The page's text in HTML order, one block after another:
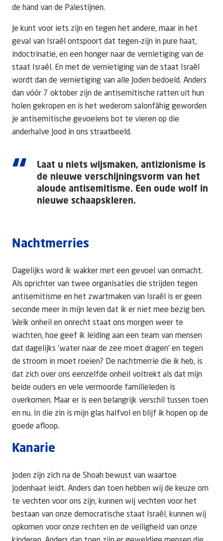
de hand van de Palestijnen.
Je kunt voor iets zijn en tegen het andere, maar in het
geval van Israël ontspoort dat tegen-zijn in pure haat,
indoctrinatie, en een honger naar de vernietiging van de
staat Israël. En met de vernietiging van de staat Israël
wordt dan de vernietiging van alle Joden bedoeld. Anders
dan vóór 7 oktober zijn de antisemitische ratten uit hun
holen gekropen en is het wederom salonfähig geworden
je antisemitische gevoelens bot te vieren op die
anderhalve Jood in ons straatbeeld.
“
Laat u niets wijsmaken, antizionisme is
de nieuwe verschijningsvorm van het
aloude antisemitisme. Een oude wolf in
nieuwe schaapskleren.
Nachtmerries
Dagelijks word ik wakker met een gevoel van onmacht.
Als oprichter van twee organisaties die strijden tegen
antisemitisme en het zwartmaken van Israël is er geen
seconde meer in mijn leven dat ik er niet mee bezig ben.
Welk onheil en onrecht staat ons morgen weer te
wachten, hoe geef ik leiding aan een team van mensen
dat dagelijks ’water naar de zee moet dragen’ en tegen
de stroom in moet roeien? De nachtmerrie die ik heb, is
dat zich over ons eenzelfde onheil voltrekt als dat mijn
beide ouders en vele vermoorde familieleden is
overkomen. Maar er is een belangrijk verschil tussen toen
en nu. In die zin is mijn glas halfvol en blijf ik hopen op de
goede afloop.
Kanarie
Joden zijn zich na de Shoah bewust van waartoe
Jodenhaat leidt. Anders dan toen hebben wij de keuze om
te vechten voor ons zijn, kunnen wij vechten voor het
bestaan van onze democratische staat Israël, kunnen wij
opkomen voor onze rechten en de veiligheid van onze